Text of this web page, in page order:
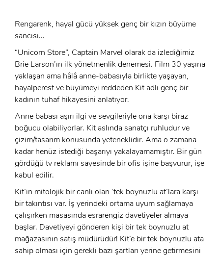
Rengarenk, hayal gücü yüksek genç bir kızın büyüme
sancısı...
“Unicorn Store”, Captain Marvel olarak da izlediğimiz
Brie Larson’ın ilk yönetmenlik denemesi. Film 30 yaşına
yaklaşan ama hâlâ anne-babasıyla birlikte yaşayan,
hayalperest ve büyümeyi reddeden Kit adlı genç bir
kadının tuhaf hikayesini anlatıyor.
Anne babası aşırı ilgi ve sevgileriyle ona karşı biraz
boğucu olabiliyorlar. Kit aslında sanatçı ruhludur ve
çizim/tasarım konusunda yeteneklidir. Ama o zamana
kadar henüz istediği başarıyı yakalayamamıştır. Bir gün
gördüğü tv reklamı sayesinde bir ofis işine başvurur, işe
kabul edilir.
Kit’in mitolojik bir canlı olan ‘tek boynuzlu at’lara karşı
bir takıntısı var. İş yerindeki ortama uyum sağlamaya
çalışırken masasında esrarengiz davetiyeler almaya
başlar. Davetiyeyi gönderen kişi bir tek boynuzlu at
mağazasının satış müdürüdür! Kit’e bir tek boynuzlu ata
sahip olması için gerekli bazı şartları yerine getirmesini